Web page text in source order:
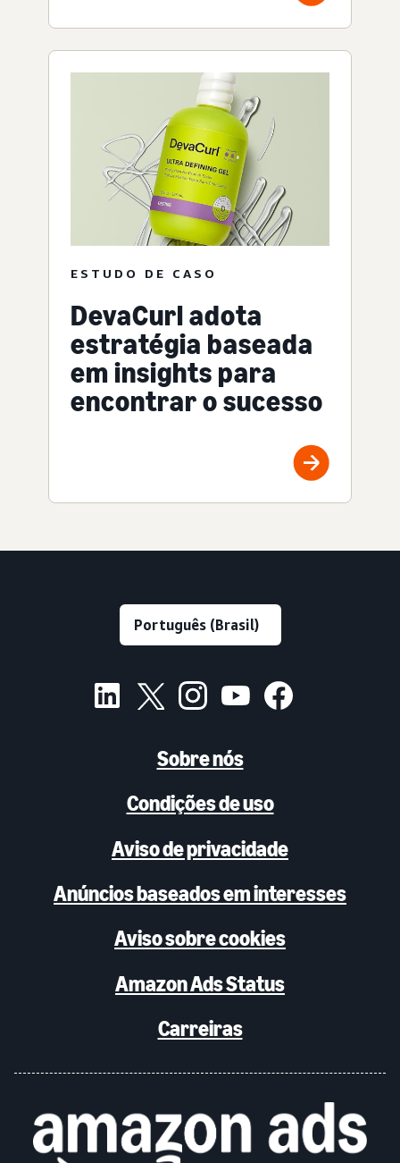
ESTUDO DE CASO
DevaCurl adota
estratégia baseada
em insights para
encontrar o sucesso
Sobre nós
Condições de uso
Aviso de privacidade
Anúncios baseados em interesses
Aviso sobre cookies
Amazon Ads Status
Carreiras